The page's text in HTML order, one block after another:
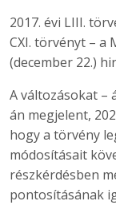
2017. évi LIII.
CXI. törvényt – a
(december 22.)
A változásokat –
án megjelent,
hogy a törvény
módosításait
részkérdésben
pontosításának